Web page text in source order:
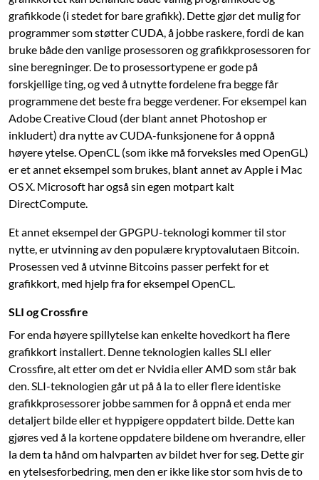
grafikkode (i stedet for bare grafikk). Dette gjør det mulig for
programmer som støtter CUDA, å jobbe raskere, fordi de kan
bruke både den vanlige prosessoren og grafikk­prosessoren for
sine beregninger. De to prosessortypene er gode på
forskjellige ting, og ved å utnytte fordelene fra begge får
programmene det beste fra begge verdener. For eksempel kan
Adobe Creative Cloud (der blant annet Photoshop er
inkludert) dra nytte av CUDA-funksjonene for å oppnå
høyere ytelse. OpenCL (som ikke må forveksles med OpenGL)
er et annet eksempel som brukes, blant annet av Apple i Mac
OS X. Microsoft har også sin egen motpart kalt
DirectCompute.
Et annet eksempel der GPGPU-teknologi kommer til stor
nytte, er utvinning av den populære kryptovalutaen Bitcoin.
Prosessen ved å utvinne Bitcoins passer perfekt for et
grafikkort, med hjelp fra for eksempel OpenCL.
SLI og Crossfire
For enda høyere spillytelse kan enkelte hovedkort ha flere
grafikkort installert. Denne teknologien kalles SLI eller
Crossfire, alt etter om det er Nvidia eller AMD som står bak
den. SLI-teknologien går ut på å la to eller flere identiske
grafikkprosessorer jobbe sammen for å oppnå et enda mer
detaljert bilde eller et hyppigere oppdatert bilde. Dette kan
gjøres ved å la kortene oppdatere bildene om hverandre, eller
la dem ta hånd om halvparten av bildet hver for seg. Dette gir
en ytelsesforbedring, men den er ikke like stor som hvis de to